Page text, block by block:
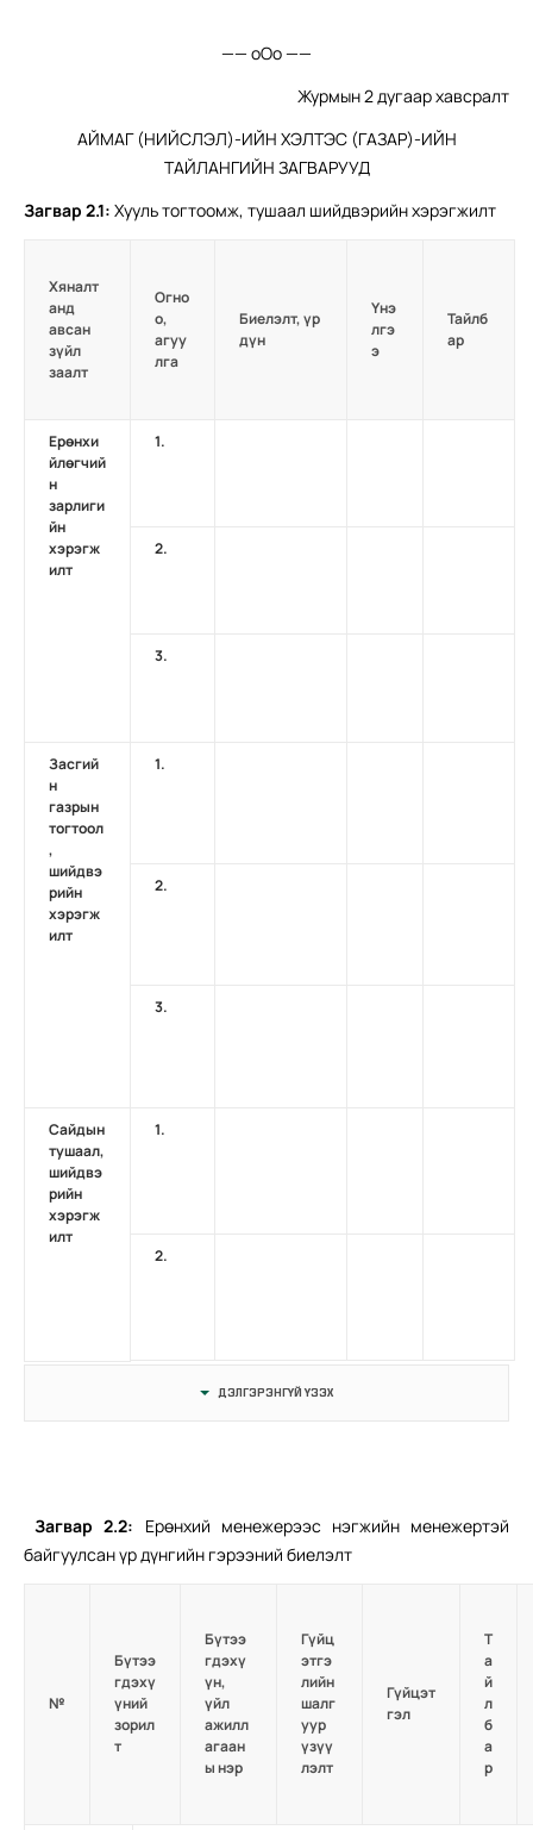
—— оОо ——
Журмын 2 дугаар хавсралт
АЙМАГ (НИЙСЛЭЛ)-ИЙН ХЭЛТЭС (ГАЗАР)-ИЙН
ТАЙЛАНГИЙН ЗАГВАРУУД
Загвар 2.1: Хууль тогтоомж, тушаал шийдвэрийн хэрэгжилт
Хяналт
анд
авсан
зүйл
заалт
Огно
о,
агуу
лга
Биелэлт, үр
дүн
Үнэ
лгэ
э
Тайлб
ар
Ерөнхи
йлөгчий
н
зарлиги
йн
хэрэгж
илт
1.
2.
3.
Засгий
н
газрын
тогтоол
,
шийдвэ
рийн
хэрэгж
илт
1.
2.
3.
Сайдын
тушаал,
шийдвэ
рийн
хэрэгж
илт
1.
2.
ДЭЛГЭРЭНГҮЙ ҮЗЭХ
Загвар 2.2: Ерөнхий менежерээс нэгжийн менежертэй
байгуулсан үр дүнгийн гэрээний биелэлт
№
Бүтээ
гдэхү
үний
зорил
т
Бүтээ
гдэхү
үн,
үйл
ажилл
агаан
ы нэр
Гүйц
этгэ
лийн
шалг
уур
үзүү
лэлт
Гүйцэт
гэл
Т
а
й
л
б
а
р